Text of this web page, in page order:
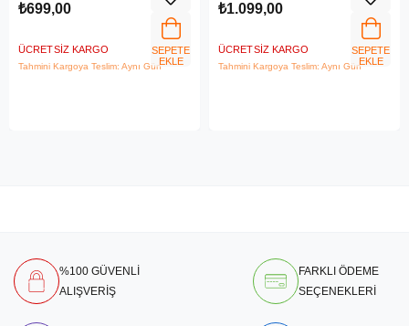
₺699,00
ÜCRETSIZ KARGO
Tahmini Kargoya Teslim: Aynı Gün
SEPETE
EKLE
₺1.099,00
ÜCRETSIZ KARGO
Tahmini Kargoya Teslim: Aynı Gün
SEPETE
EKLE
%100 GÜVENLİ
ALIŞVERİŞ
FARKLI ÖDEME
SEÇENEKLERİ